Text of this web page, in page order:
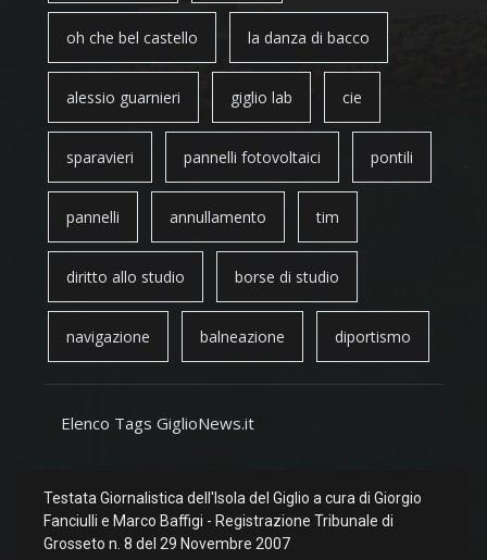
oh che bel castello la danza di bacco
alessio guarnieri giglio lab cie
sparavieri pannelli fotovoltaici pontili
pannelli annullamento tim
diritto allo studio borse di studio
navigazione balneazione diportismo
Elenco Tags GiglioNews.it
Testata Giornalistica dell'Isola del Giglio a cura di Giorgio
Fanciulli e Marco Baffigi - Registrazione Tribunale di
Grosseto n. 8 del 29 Novembre 2007